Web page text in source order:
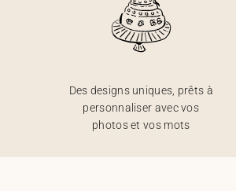
Des designs uniques, prêts à
personnaliser avec vos
photos et vos mots